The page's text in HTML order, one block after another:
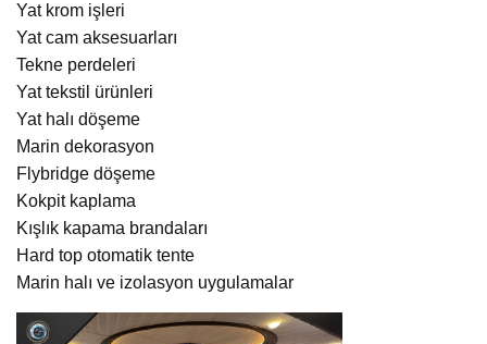
Yat krom işleri
Yat cam aksesuarları
Tekne perdeleri
Yat tekstil ürünleri
Yat halı döşeme
Marin dekorasyon
Flybridge döşeme
Kokpit kaplama
Kışlık kapama brandaları
Hard top otomatik tente
Marin halı ve izolasyon uygulamalar